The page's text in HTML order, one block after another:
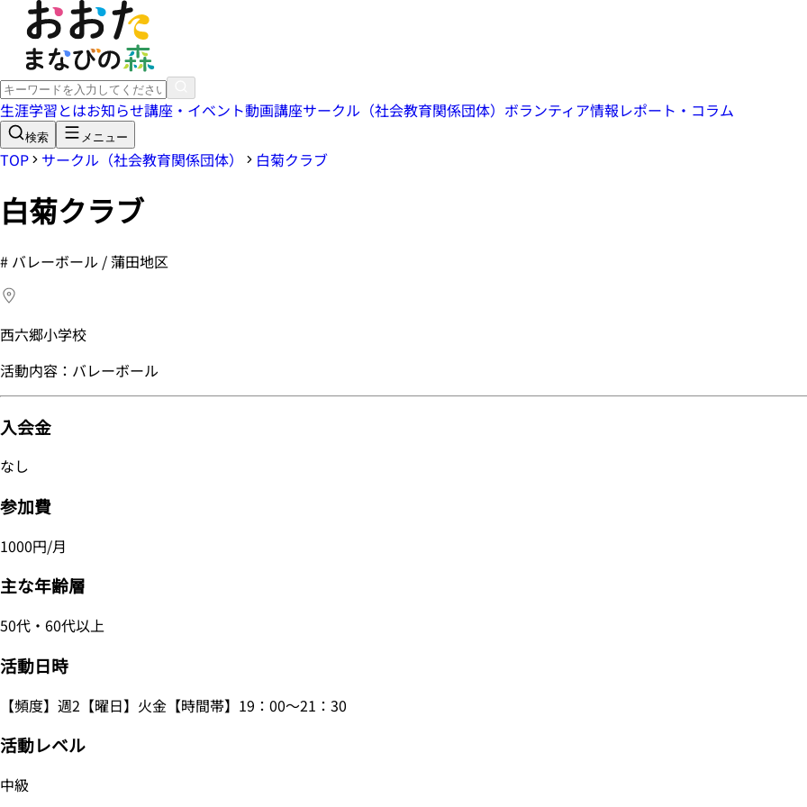
生涯学習とはお知らせ講座・イベント動画講座サークル（社会教育関係団体） ボランティア情報レポート・コラム
検索 メニュー
TOP サークル（社会教育関係団体） 白菊クラブ
白菊クラブ
# バレーボール / 蒲田地区
西六郷小学校
活動内容：バレーボール
入会金
なし
参加費
1000円/月
主な年齢層
50代・60代以上
活動日時
【頻度】週2【曜日】火金【時間帯】19：00～21：30
活動レベル
中級